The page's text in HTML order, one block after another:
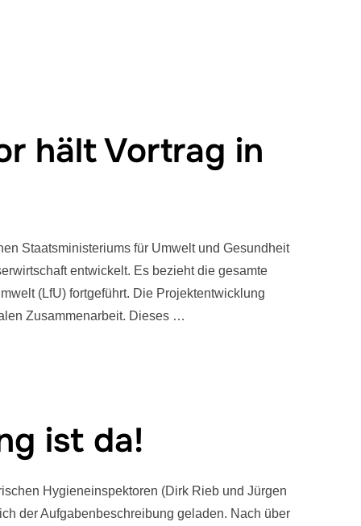
hält Vortrag in
Staatsministeriums für Umwelt und Gesundheit
entwickelt. Es bezieht die gesamte
(LfU) fortgeführt. Die Projektentwicklung
Zusammenarbeit. Dieses …
ist da!
Hygieneinspektoren (Dirk Rieb und Jürgen
der Aufgabenbeschreibung geladen. Nach über